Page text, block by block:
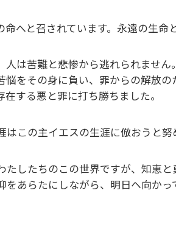
命へと召されています。永遠の生命
人は苦難と悲惨から逃れられませ
悩をその身に負い、罪からの解放
在する悪と罪に打ち勝ちました。
はこの主イエスの生涯に倣おうと努
たしたちのこの世界ですが、知恵
をあらたにしながら、明日ヘ向かっ